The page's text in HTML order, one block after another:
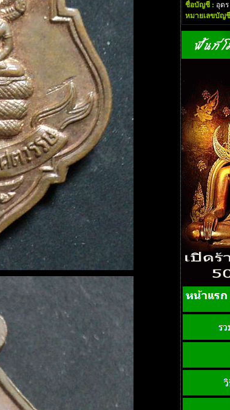
ชื่อบัญชี : อุด
หมายเลขบัญ